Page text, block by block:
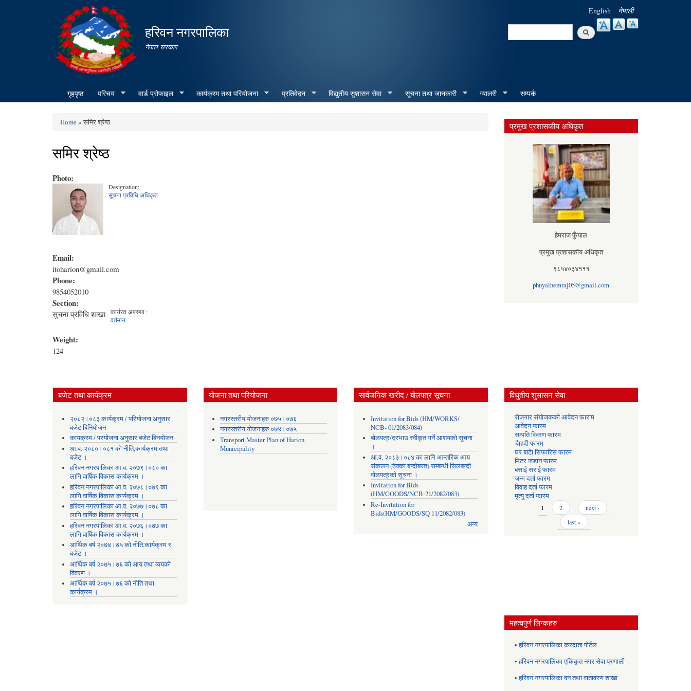
हरिवन नगरपालिका
नेपाल सरकार
English नेपाली
Search
गृहपृष्ठ परिचय वार्ड प्रोफाइल कार्यक्रम तथा परियोजना प्रतिवेदन विद्युतीय सुशासन सेवा सूचना तथा जानकारी ग्यालरी सम्पर्क
You are here
Home» समिर श्रेष्ठ
समिर श्रेष्ठ
Photo:
Designation:
सूचना प्रविधि अधिकृत
Email:
itoharion@gmail.com
Phone:
9854052010
Section:
सुचना प्रविधि शाखा
कार्यरत अबस्था :
वर्तमान
Weight:
124
प्रमुख प्रशासकीय अधिकृत
हेमराज फुँयाल
प्रमुख प्रशासकीय अधिकृत
९८५४०३४१११
phuyalhemraj05@gmail.com
बजेट तथा कार्यक्रम
२०८२।०८३ कार्यक्रम / परियोजना अनुसार
बजेट बिनियोजन
कायक्रम / परयोजना अनुसार बजेट बिनयोजन
आ.व. २०८०।०८१ को नीति,कार्यक्रम तथा
बजेट ।
हरिवन नगरपालिका आ‍.व. २०७९।०८० का
लागि वार्षिक विकास कार्यक्रम ।
हरिवन नगरपालिका आ‍.व. २०७८।०७९ का
लागि वार्षिक विकास कार्यक्रम ।
हरिवन नगरपालिका आ‍.व. २०७७।०७८ का
लागि वार्षिक विकास कार्यक्रम ।
हरिवन नगरपालिका आ‍.व. २०७६।०७७ का
लागि वार्षिक विकास कार्यक्रम ।
आर्थिक बर्ष २०७४।७५ को नीति,कार्यक्रम र
बजेट ।
आर्थिक बर्ष २०७५।७६ को आय तथा व्ययकाे
विवरण ।
आर्थिक बर्ष २०७५।७६ को नीति तथा
कार्यक्रम ।
योजना तथा परियोजना
नगरस्तरीय योजनाहरु ०७५।०७६
नगरस्तरीय योजनाहरु ०७४।०७५
Transport Master Plan of Harion
Municipality
सार्वजनिक खरीद / बोलपत्र सूचना
Invitation for Bids (HM/WORKS/
NCB- 01/2083/084)
बोलपत्र/दरभाउ स्वीकृत गर्ने आशयको सूचना
।
आ.व. २०८३।०८४ का लागि आन्तरिक आय
संकलन (ठेक्का बन्दोबस्त) सम्बन्धी सिलबन्दी
वोलपत्रको सूचना ।
Invitation for Bids
(HM/GOODS/NCB-21/2082/083)
Re-Invitation for
Bids(HM/GOODS/SQ 11/2082/083)
अन्य
विधुतीय शुसासन सेवा
रोजगार संयोजकको आवेदन फाराम
आवेदन फारम
सम्पति विवरण फारम
चैाहदी फारम
घर बाटेा सिफारिस फारम
मिटर जडान फारम
बसाई सराई फारम
जन्म दर्ता फारम
विवाह दर्ता फारम
मृत्यु दर्ता फारम
1 2
next ›
last »
महत्वपुर्ण लिन्कहरु
•हरिवन नगरपालिका करदाता पोर्टल
•हरिवन नगरपालिका एकिकृत नगर सेवा प्रणाली
•हरिवन नगरपालिका वन तथा वातावरण शाखा